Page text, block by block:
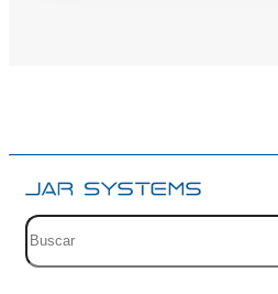
Campo de busqueda con sugerencias.